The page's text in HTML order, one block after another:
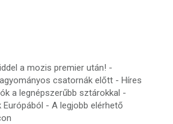
a mozis premier után! -
csatornák előtt - Híres
a legnépszerűbb sztárokkal -
- A legjobb elérhető